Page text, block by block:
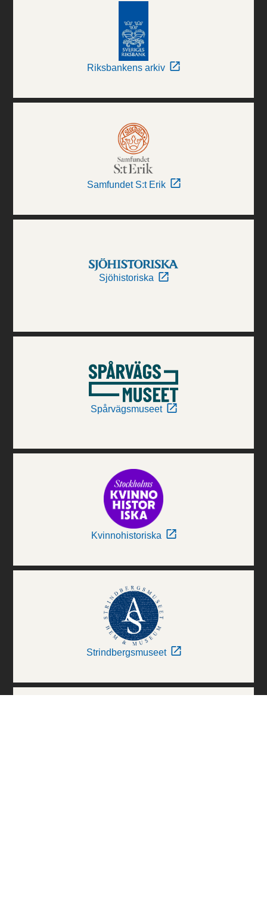
Riksbankens arkiv
Samfundet S:t Erik
Sjöhistoriska
Spårvägsmuseet
Kvinnohistoriska
Strindbergsmuseet